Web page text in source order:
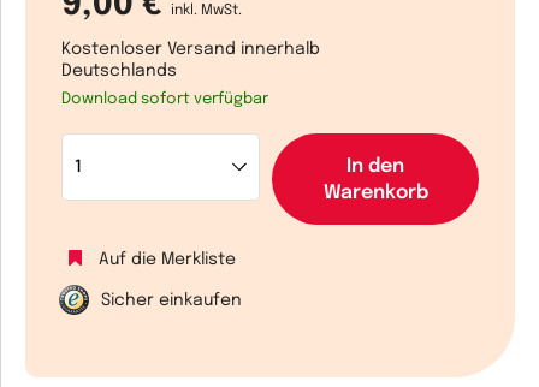
inkl. MwSt.
Kostenloser Versand innerhalb
Deutschlands
Download sofort verfügbar
In den
Warenkorb
Auf die Merkliste
Sicher einkaufen